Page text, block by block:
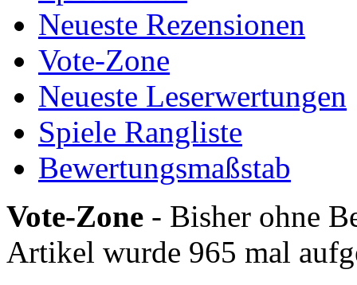
Neueste Rezensionen
Vote-Zone
Neueste Leserwertungen
Spiele Rangliste
Bewertungsmaßstab
Vote-Zone - Bisher ohne
Artikel wurde 965 mal